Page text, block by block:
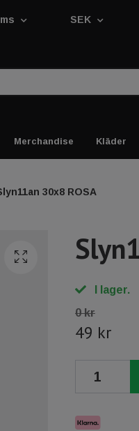
SEK
Merchandise Kläder
30x8 ROSA
I lager.
0 kr
49 kr